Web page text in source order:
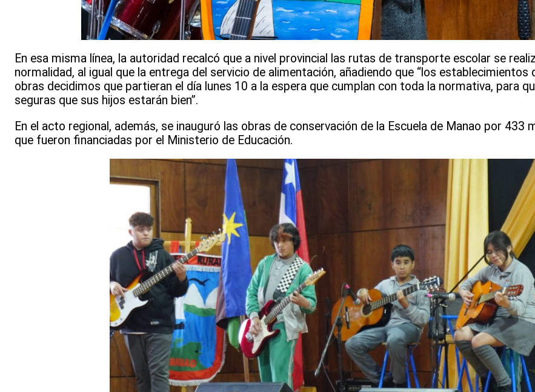
En esa misma línea, la autoridad recalcó que a nivel provincial las rutas de transporte escolar se
normalidad, al igual que la entrega del servicio de alimentación, añadiendo que “los establecimientos
obras decidimos que partieran el día lunes 10 a la espera que cumplan con toda la normativa, para
seguras que sus hijos estarán bien”.
En el acto regional, además, se inauguró las obras de conservación de la Escuela de Manao por 433
que fueron financiadas por el Ministerio de Educación.